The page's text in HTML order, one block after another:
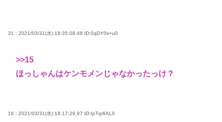
31 : 2021/03/31(水) 18:35:08.48 ID:0qDY0s+u0
>>15
ほっしゃんはケンモメンじゃなかったっけ？
16 : 2021/03/31(水) 18:17:29.97 ID:IpTqr6AL0